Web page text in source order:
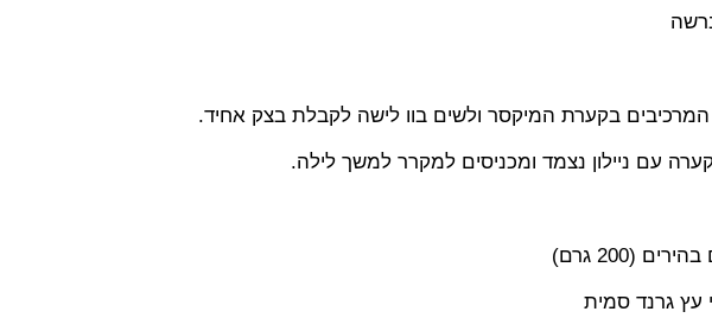
בקערת המיקסר ולשים בוו לישה לקבלת בצק אחיד.
עם ניילון נצמד ומכניסים למקרר למשך לילה.
בהירים (200גרם)